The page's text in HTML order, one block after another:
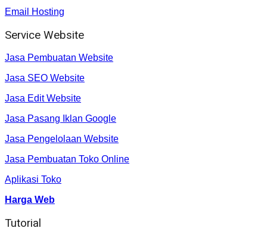
Email Hosting
Service Website
Jasa Pembuatan Website
Jasa SEO Website
Jasa Edit Website
Jasa Pasang Iklan Google
Jasa Pengelolaan Website
Jasa Pembuatan Toko Online
Aplikasi Toko
Harga Web
Tutorial